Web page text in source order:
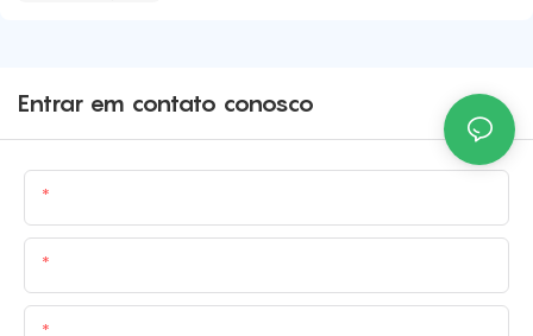
Entrar em contato conosco